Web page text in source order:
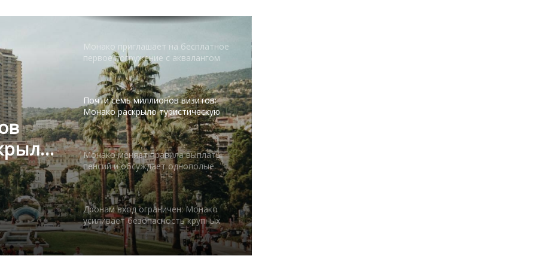
Почти семь миллионов визитов:
Монако раскрыло туристическую
статистику
Монако меняет правила выплаты
пенсий и обсуждает однополые
союзы
Дронам вход ограничен: Монако
усиливает безопасность крупных
мероприятий
Монако готовит генеральный план
развития: что изменится в
Княжестве